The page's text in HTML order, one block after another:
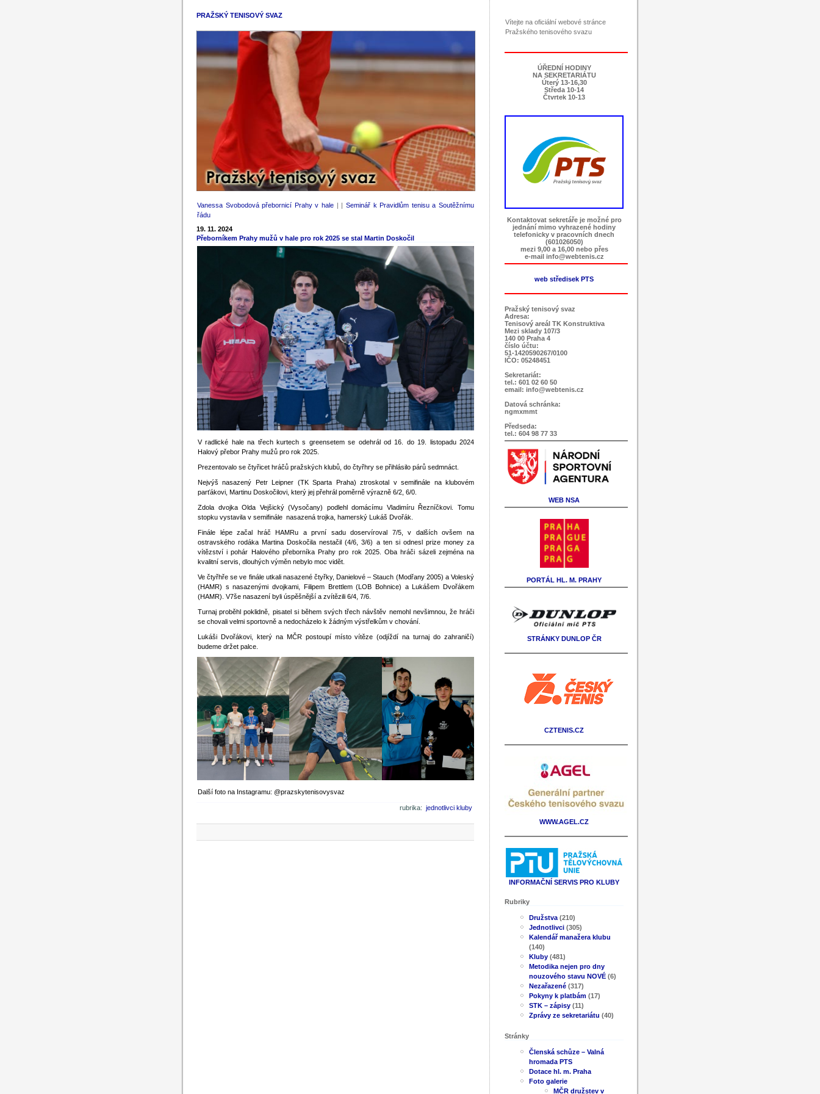
PRAŽSKÝ TENISOVÝ SVAZ
Vanessa Svobodová přebornicí Prahy v hale | | Seminář k Pravidlům tenisu a Soutěžnímu
řádu
19. 11. 2024
Přeborníkem Prahy mužů v hale pro rok 2025 se stal Martin Doskočil
V radlické hale na třech kurtech s greensetem se odehrál od 16. do 19. listopadu 2024
Halový přebor Prahy mužů pro rok 2025.
Prezentovalo se čtyřicet hráčů pražských klubů, do čtyřhry se přihlásilo párů sedmnáct.
Nejvýš nasazený Petr Leipner (TK Sparta Praha) ztroskotal v semifinále na klubovém
parťákovi, Martinu Doskočilovi, který jej přehrál poměrně výrazně 6/2, 6/0.
Zdola dvojka Olda Vejšický (Vysočany) podlehl domácímu Vladimíru Řezníčkovi. Tomu
stopku vystavila v semifinále nasazená trojka, hamerský Lukáš Dvořák.
Finále lépe začal hráč HAMRu a první sadu doservíroval 7/5, v dalších ovšem na
ostravského rodáka Martina Doskočila nestačil (4/6, 3/6) a ten si odnesl prize money za
vítězství i pohár Halového přeborníka Prahy pro rok 2025. Oba hráči sázeli zejména na
kvalitní servis, dlouhých výměn nebylo moc vidět.
Ve čtyřhře se ve finále utkali nasazené čtyřky, Danielové – Stauch (Modřany 2005) a Voleský
(HAMR) s nasazenými dvojkami, Filipem Brettlem (LOB Bohnice) a Lukášem Dvořákem
(HAMR). V7še nasazení byli úspěšnější a zvítězili 6/4, 7/6.
Turnaj proběhl poklidně, pisatel si během svých třech návštěv nemohl nevšimnou, že hráči
se chovali velmi sportovně a nedocházelo k žádným výstřelkům v chování.
Lukáši Dvořákovi, který na MČR postoupí místo vítěze (odjíždí na turnaj do zahraničí)
budeme držet palce.
Další foto na Instagramu: @prazskytenisovysvaz
rubrika: jednotlivci kluby
Vítejte na oficiální webové stránce
Pražského tenisového svazu
ÚŘEDNÍ HODINY
NA SEKRETARIÁTU
Úterý 13-16,30
Středa 10-14
Čtvrtek 10-13
Kontaktovat sekretáře je možné pro
jednání mimo vyhrazené hodiny
telefonicky v pracovních dnech
(601026050)
mezi 9,00 a 16,00 nebo přes
e-mail info@webtenis.cz
web středisek PTS
Pražský tenisový svaz
Adresa:
Tenisový areál TK Konstruktiva
Mezi sklady 107/3
140 00 Praha 4
číslo účtu:
51-1420590267/0100
IČO: 05248451
Sekretariát:
tel.: 601 02 60 50
email: info@webtenis.cz
Datová schránka:
ngmxmmt
Předseda:
tel.: 604 98 77 33
WEB NSA
PORTÁL HL. M. PRAHY
STRÁNKY DUNLOP ČR
CZTENIS.CZ
WWW.AGEL.CZ
INFORMAČNÍ SERVIS PRO KLUBY
Rubriky
Družstva (210)
Jednotlivci (305)
Kalendář manažera klubu
(140)
Kluby (481)
Metodika nejen pro dny
nouzového stavu NOVÉ (6)
Nezařazené (317)
Pokyny k platbám (17)
STK – zápisy (11)
Zprávy ze sekretariátu (40)
Stránky
Členská schůze – Valná
hromada PTS
Dotace hl. m. Praha
Foto galerie
MČR družstev v